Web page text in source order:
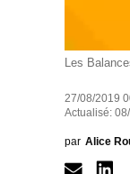
Les
27/08/2019
Actualisé:
par Alice